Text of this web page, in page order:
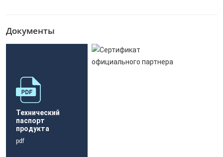
Документы
Технический
паспорт
продукта
pdf